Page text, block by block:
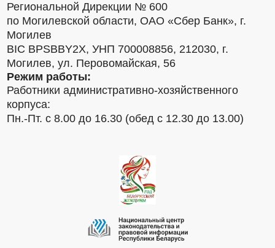
Региональной Дирекции № 600
по Могилевской области, ОАО «Сбер Банк», г.
Могилев
BIC BPSBBY2X, УНП 700008856, 212030, г.
Могилев, ул. Перовомайская, 56
Режим работы:
Работники административно-хозяйственного
корпуса:
Пн.-Пт. с 8.00 до 16.30 (обед с 12.30 до 13.00)